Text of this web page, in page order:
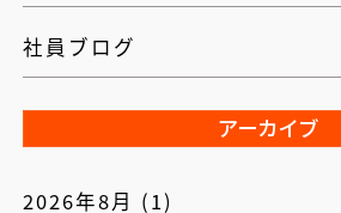
社員ブログ
アーカイブ
2026年8月 (1)